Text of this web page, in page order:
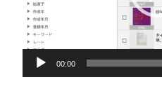
ー
00:00